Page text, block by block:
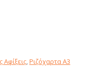
Αφίξεις,Ριζόχαρτα A3